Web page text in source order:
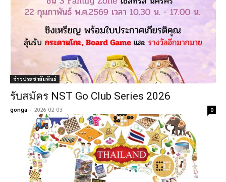
ข่าวประชาสัมพันธ์
รับสมัคร NST Go Club Series 2026
gonga - 2026-02-03 0